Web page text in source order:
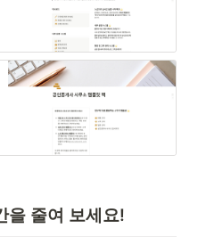
을 줄여 보세요!